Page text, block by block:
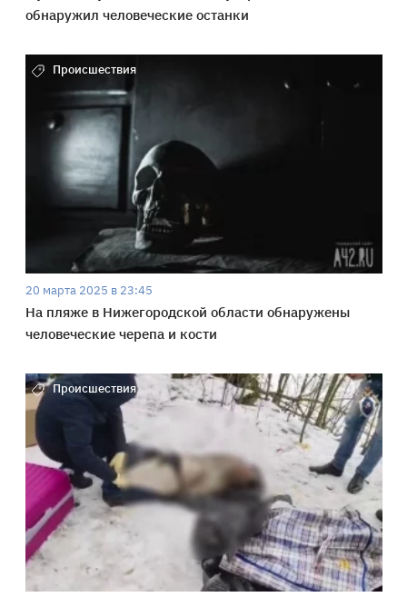
обнаружил человеческие останки
Происшествия
20 марта 2025 в 23:45
На пляже в Нижегородской области обнаружены
человеческие черепа и кости
Происшествия